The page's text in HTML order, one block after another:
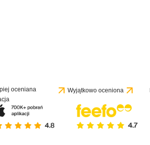
oceniana
Wyjątkowo oceniona